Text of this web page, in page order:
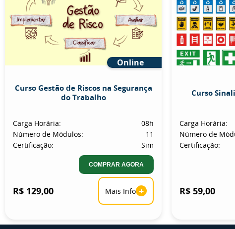
Online
Curso Gestão de Riscos na Segurança
do Trabalho
Carga Horária:
08h
Número de Módulos:
11
Certificação:
Sim
COMPRAR AGORA
R$ 129,00 Mais Info +
Curso
Carga Horária:
Número de
Certificação:
R$ 59,00